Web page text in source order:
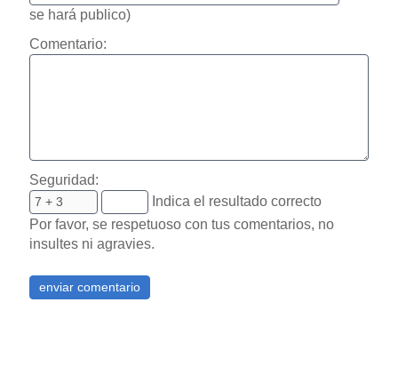
se hará publico)
Comentario:
Seguridad:
Indica el resultado correcto
Por favor, se respetuoso con tus comentarios, no
insultes ni agravies.